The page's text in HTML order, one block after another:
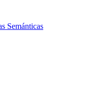
Semánticas